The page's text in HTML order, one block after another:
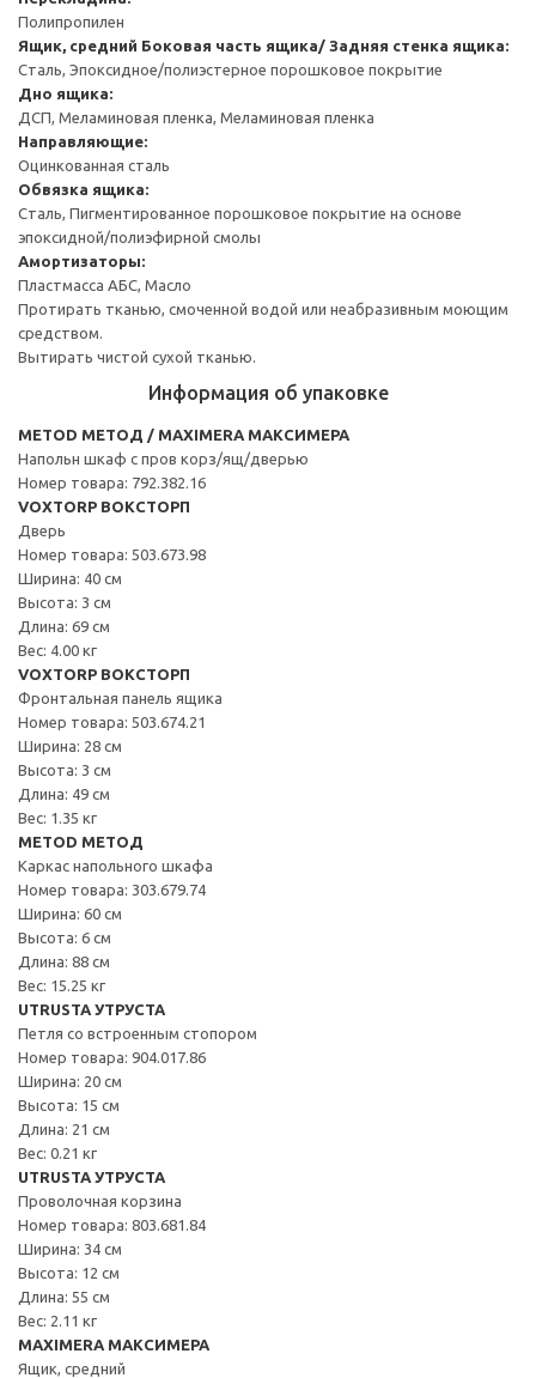
Полипропилен
Ящик, средний Боковая часть ящика/ Задняя стенка ящика:
Сталь, Эпоксидное/полиэстерное порошковое покрытие
Дно ящика:
ДСП, Меламиновая пленка, Меламиновая пленка
Направляющие:
Оцинкованная сталь
Обвязка ящика:
Сталь, Пигментированное порошковое покрытие на основе
эпоксидной/полиэфирной смолы
Амортизаторы:
Пластмасса АБС, Масло
Протирать тканью, смоченной водой или неабразивным моющим
средством.
Вытирать чистой сухой тканью.
Информация об упаковке
METOD МЕТОД / MAXIMERA МАКСИМЕРА
Напольн шкаф с пров корз/ящ/дверью
Номер товара: 792.382.16
VOXTORP ВОКСТОРП
Дверь
Номер товара: 503.673.98
Ширина: 40 см
Высота: 3 см
Длина: 69 см
Вес: 4.00 кг
VOXTORP ВОКСТОРП
Фронтальная панель ящика
Номер товара: 503.674.21
Ширина: 28 см
Высота: 3 см
Длина: 49 см
Вес: 1.35 кг
METOD МЕТОД
Каркас напольного шкафа
Номер товара: 303.679.74
Ширина: 60 см
Высота: 6 см
Длина: 88 см
Вес: 15.25 кг
UTRUSTA УТРУСТА
Петля со встроенным стопором
Номер товара: 904.017.86
Ширина: 20 см
Высота: 15 см
Длина: 21 см
Вес: 0.21 кг
UTRUSTA УТРУСТА
Проволочная корзина
Номер товара: 803.681.84
Ширина: 34 см
Высота: 12 см
Длина: 55 см
Вес: 2.11 кг
MAXIMERA МАКСИМЕРА
Ящик, средний